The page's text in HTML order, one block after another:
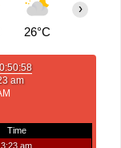
26°C
›